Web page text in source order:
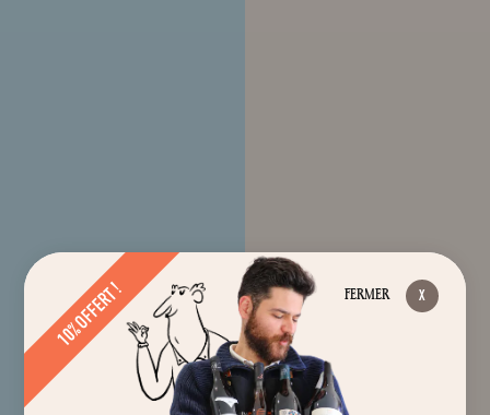
FERMER
10% OFFERT !